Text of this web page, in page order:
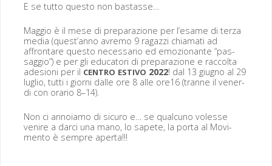
E se tut­to questo non bastasse…
Mag­gio è il mese di preparazione per l’e­same di terza
media (quest’an­no avre­mo 9 ragazzi chia­mati ad
affrontare questo nec­es­sario ed emozio­nante “pas­
sag­gio”) e per gli edu­ca­tori di preparazione e rac­col­ta
ade­sioni per il CENTRO ESTIVO 2022! dal 13 giug­no al 29
luglio, tut­ti i giorni dalle ore 8 alle ore16 (tranne il ven­er­
di con orario 8–14).
Non ci annoiamo di sicuro e… se qual­cuno volesse
venire a dar­ci una mano, lo sapete, la por­ta al Movi­
men­to è sem­pre aperta!!!